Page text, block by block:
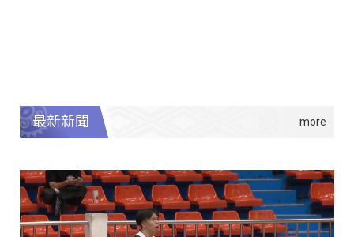
最新新聞